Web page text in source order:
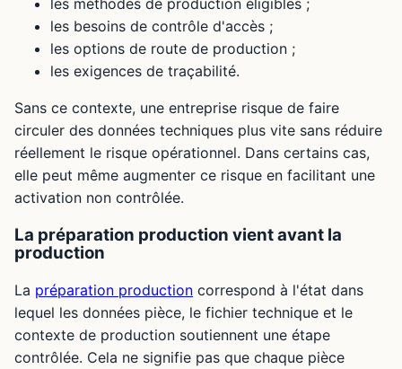
les méthodes de production éligibles ;
les besoins de contrôle d'accès ;
les options de route de production ;
les exigences de traçabilité.
Sans ce contexte, une entreprise risque de faire
circuler des données techniques plus vite sans réduire
réellement le risque opérationnel. Dans certains cas,
elle peut même augmenter ce risque en facilitant une
activation non contrôlée.
La préparation production vient avant la
production
La préparation production correspond à l'état dans
lequel les données pièce, le fichier technique et le
contexte de production soutiennent une étape
contrôlée. Cela ne signifie pas que chaque pièce